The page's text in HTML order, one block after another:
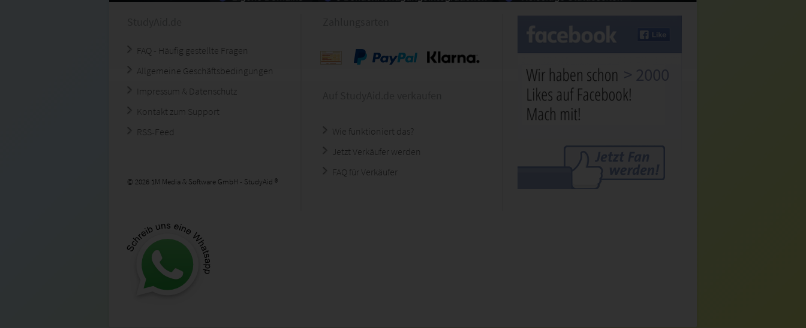
FAQ - Häufig gestellte Fragen
Allgemeine Geschäftsbedingungen
Impressum & Datenschutz
Kontakt zum Support
RSS-Feed
© 2026 1M Media & Software GmbH - StudyAid ®
Wie funktioniert das?
Jetzt Verkäufer werden
FAQ für Verkäufer
> 2000